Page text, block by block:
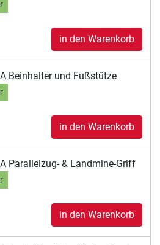
in den Warenkorb
Beinhalter und Fußstütze
in den Warenkorb
Parallelzug- & Landmine-Griff
in den Warenkorb